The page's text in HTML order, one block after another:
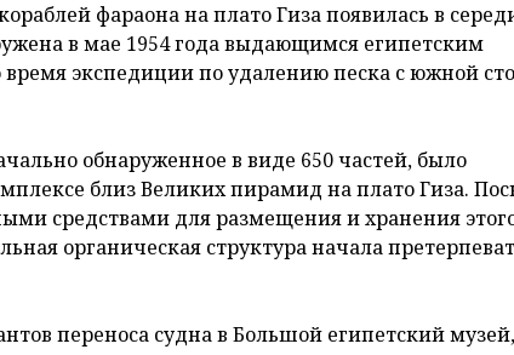
фараона на плато Гиза появилась в
в мае 1954 года выдающимся египетским
экспедиции по удалению песка с южной
обнаруженное в виде 650 частей, было
близ Великих пирамид на плато Гиза.
средствами для размещения и хранения
органическая структура начала
переноса судна в Большой египетский